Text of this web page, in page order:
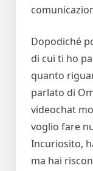
Dopodiché
di cui ti ho
quanto
parlato di
videochat
voglio fare
Incuriosito,
ma hai